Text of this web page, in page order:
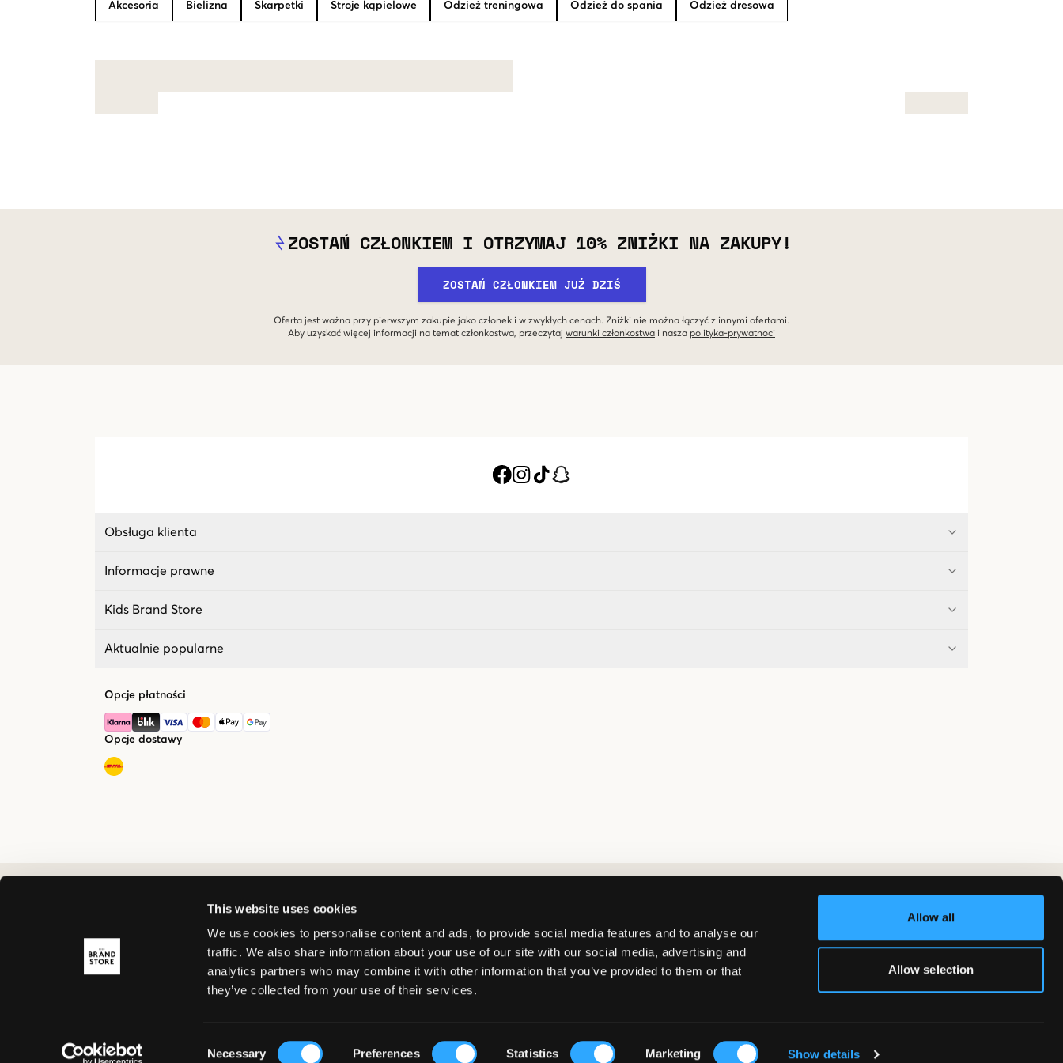
This website uses cookies
We use cookies to personalise content and ads, to provide social media features and to analyse our
traffic. We also share information about your use of our site with our social media, advertising and
analytics partners who may combine it with other information that you’ve provided to them or that
they’ve collected from your use of their services.
Necessary Preferences Statistics Marketing Show details
Allow all
Allow selection
Akcesoria Bielizna Skarpetki Stroje kąpielowe Odzież treningowa Odzież do spania Odzież dresowa
ZOSTAŃ CZŁONKIEM I OTRZYMAJ 10% ZNIŻKI NA ZAKUPY!
ZOSTAŃ CZŁONKIEM JUŻ DZIŚ
Oferta jest ważna przy pierwszym zakupie jako członek i w zwykłych cenach. Zniżki nie można łączyć z innymi ofertami.
Aby uzyskać więcej informacji na temat członkostwa, przeczytaj warunki członkostwa i nasza polityka-prywatnoci
Obsługa klienta
Informacje prawne
Kids Brand Store
Aktualnie popularne
Opcje płatności
Opcje dostawy
Copyright 2026 Kids Brand Store AB